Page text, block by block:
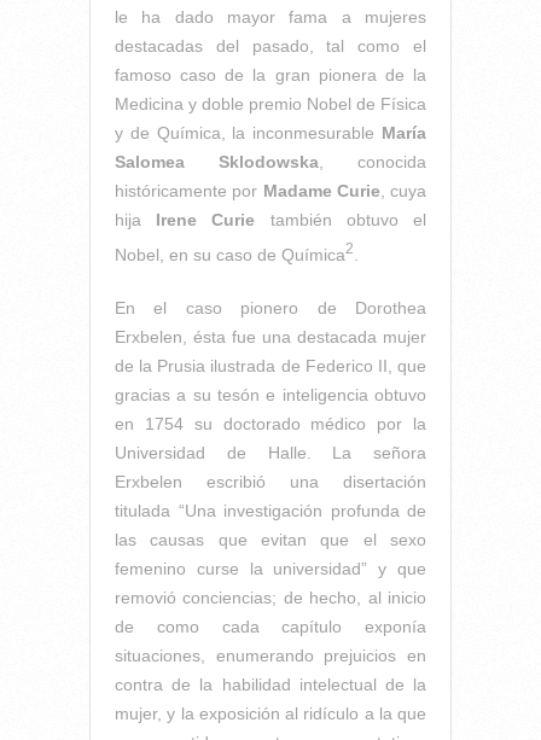
le ha dado mayor fama a mujeres
destacadas del pasado, tal como el
famoso caso de la gran pionera de la
Medicina y doble premio Nobel de Física
y de Química, la inconmesurable María
Salomea Sklodowska, conocida
históricamente por Madame Curie, cuya
hija Irene Curie también obtuvo el
Nobel, en su caso de Química2
En el caso pionero de Dorothea
Erxbelen, ésta fue una destacada mujer
de la Prusia ilustrada de Federico II, que
gracias a su tesón e inteligencia obtuvo
en 1754 su doctorado médico por la
Universidad de Halle. La señora
Erxbelen escribió una disertación
titulada “Una investigación profunda de
las causas que evitan que el sexo
femenino curse la universidad” y que
removió conciencias; de hecho, al inicio
de como cada capítulo exponía
situaciones, enumerando prejuicios en
contra de la habilidad intelectual de la
mujer, y la exposición al ridículo a la que